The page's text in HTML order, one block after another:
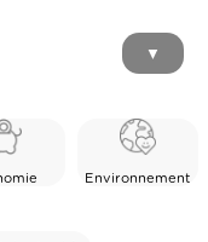
▼
Environnement